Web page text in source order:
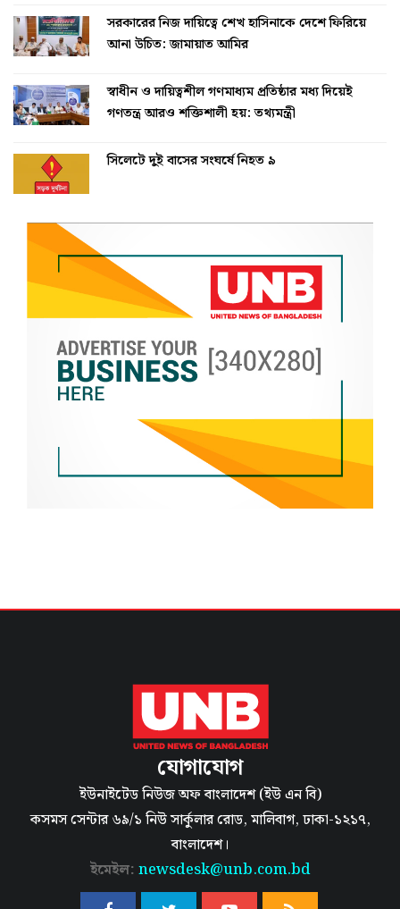
সরকারের নিজ দায়িত্বে শেখ হাসিনাকে দেশে ফিরিয়ে
আনা উচিত: জামায়াত আমির
স্বাধীন ও দায়িত্বশীল গণমাধ্যম প্রতিষ্ঠার মধ্য দিয়েই
গণতন্ত্র আরও শক্তিশালী হয়: তথ্যমন্ত্রী
সিলেটে দুই বাসের সংঘর্ষে নিহত ৯
যোগাযোগ
ইউনাইটেড নিউজ অফ বাংলাদেশ (ইউ এন বি)
কসমস সেন্টার ৬৯/১ নিউ সার্কুলার রোড, মালিবাগ, ঢাকা-১২১৭,
বাংলাদেশ।
ইমেইল: newsdesk@unb.com.bd